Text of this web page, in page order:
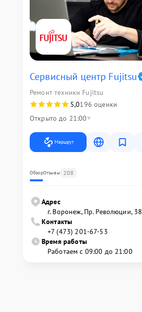
Сервисный центр Fujitsu
Ремонт техники Fujitsu
5,0196 оценки
Открыто до 21:00
Маршрут
ОбзорОтзывы 208
Адрес
г. Воронеж, Пр. Революции, 38
Контакты
+7 (473) 201-67-53
Время работы
Работаем с 09:00 до 21:00